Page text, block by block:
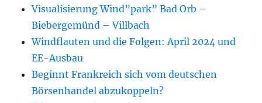
Visualisierung Wind”park” Bad Orb –
Biebergemünd – Villbach
Windflauten und die Folgen: April 2024 und
EE-Ausbau
Beginnt Frankreich sich vom deutschen
Börsenhandel abzukoppeln?